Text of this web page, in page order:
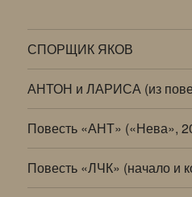
СПОРЩИК ЯКОВ
АНТОН и ЛАРИСА (из
Повесть «АНТ» («Нева»,
Повесть «ЛЧК» (начало и